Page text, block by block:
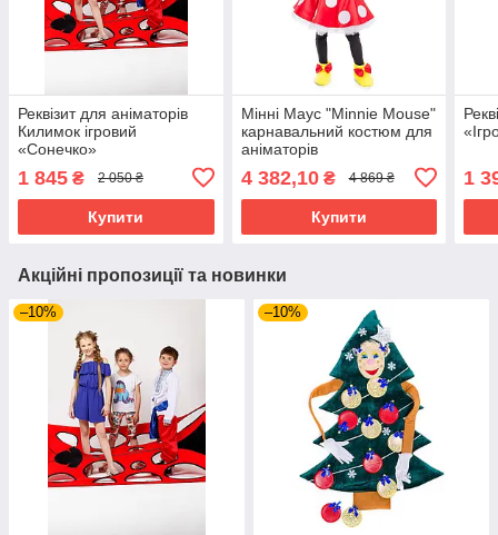
Реквізит для аніматорів
Килимок ігровий
«Сонечко»
1 845 ₴ 2 050 ₴
Купити
Мінні Маус "Minnie Mouse"
карнавальний костюм для
аніматорів
4 382,10₴ 4 869 ₴
Купити
1
Акційні пропозиції та новинки
–10% –10%